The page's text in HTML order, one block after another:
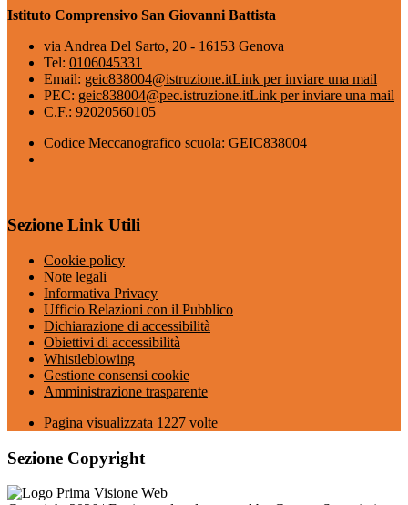
Istituto Comprensivo San Giovanni Battista
via Andrea Del Sarto, 20 - 16153 Genova
Tel: 0106045331
Email: geic838004@istruzione.itLink per inviare una mail
PEC: geic838004@pec.istruzione.itLink per inviare una mail
C.F.: 92020560105
Codice Meccanografico scuola: GEIC838004
Sezione Link Utili
Cookie policy
Note legali
Informativa Privacy
Ufficio Relazioni con il Pubblico
Dichiarazione di accessibilità
Obiettivi di accessibilità
Whistleblowing
Gestione consensi cookie
Amministrazione trasparente
Pagina visualizzata 1227 volte
Sezione Copyright